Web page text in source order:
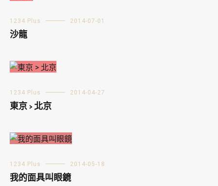
1234 Plus 2014-07-01
沙龍
1234 Plus 2014-04-27
東京 > 北京
1234 Plus 2014-05-18
我的面具叫眼鏡